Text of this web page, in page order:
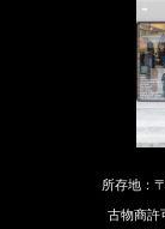
所存地：
古物商許